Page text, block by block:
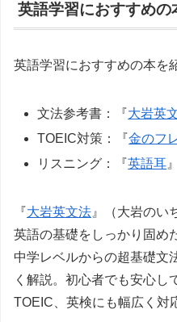
英語学習におすすめの
英語学習におすすめの本を
文法参考書：『大岩英
TOEIC対策：『金のフ
リスニング：『英語耳
『大岩英文法』（大岩のい
英語の基礎をしっかり固め
中学レベルからの超基礎文
く解説。初心者でも安心し
TOEIC、英検にも幅広く対